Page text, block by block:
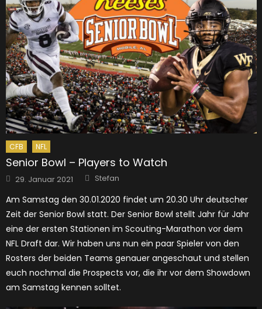
CFB NFL
Senior Bowl – Players to Watch
Posted
on
29. Januar 2021 Author
Stefan
Am Samstag den 30.01.2020 findet um 20.30 Uhr deutscher
Zeit der Senior Bowl statt. Der Senior Bowl stellt Jahr für Jahr
eine der ersten Stationen im Scouting-Marathon vor dem
NFL Draft dar. Wir haben uns nun ein paar Spieler von den
Rosters der beiden Teams genauer angeschaut und stellen
euch nochmal die Prospects vor, die ihr vor dem Showdown
am Samstag kennen solltet.